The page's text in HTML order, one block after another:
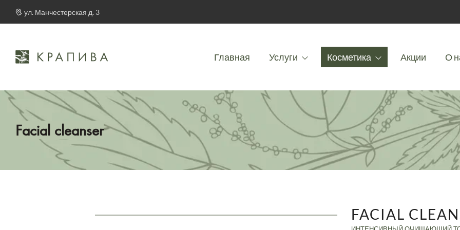
ул. Манчестерская д. 3
Главная Услуги Косметика Акции О
Facial cleanser
FACIAL